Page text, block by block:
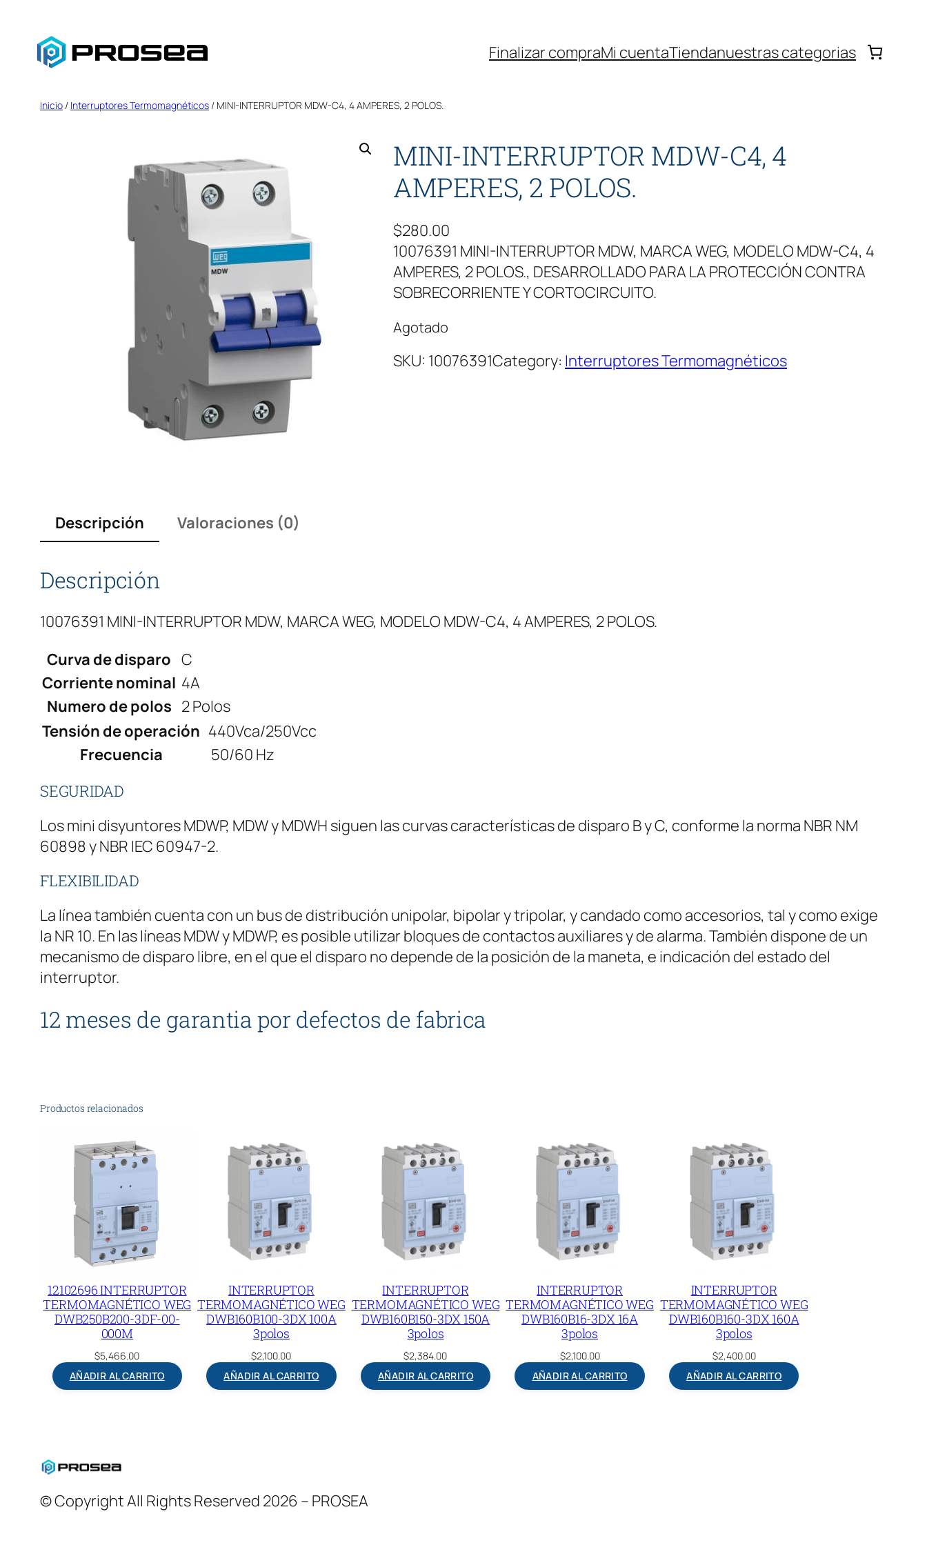
contenido
Finalizar compraMi cuentaTiendanuestras categorias
Inicio / Interruptores Termomagnéticos / MINI-INTERRUPTOR MDW-C4, 4 AMPERES, 2 POLOS.
MINI-INTERRUPTOR MDW-C4, 4
AMPERES, 2 POLOS.
$280.00
10076391 MINI-INTERRUPTOR MDW, MARCA WEG, MODELO MDW-C4, 4
AMPERES, 2 POLOS., DESARROLLADO PARA LA PROTECCIÓN CONTRA
SOBRECORRIENTE Y CORTOCIRCUITO.
Agotado
SKU: 10076391Category: Interruptores Termomagnéticos
Descripción Valoraciones (0)
Descripción
10076391 MINI-INTERRUPTOR MDW, MARCA WEG, MODELO MDW-C4, 4 AMPERES, 2 POLOS.
Curva de disparo C
Corriente nominal 4A
Numero de polos 2 Polos
Tensión de operación 440Vca/250Vcc
Frecuencia
50/60 Hz
SEGURIDAD
Los mini disyuntores MDWP, MDW y MDWH siguen las curvas características de disparo B y C, conforme la norma NBR NM
60898 y NBR IEC 60947-2.
FLEXIBILIDAD
La línea también cuenta con un bus de distribución unipolar, bipolar y tripolar, y candado como accesorios, tal y como exige
la NR 10. En las líneas MDW y MDWP, es posible utilizar bloques de contactos auxiliares y de alarma. También dispone de un
mecanismo de disparo libre, en el que el disparo no depende de la posición de la maneta, e indicación del estado del
interruptor.
12 meses de garantia por defectos de fabrica
Productos relacionados
12102696 INTERRUPTOR
TERMOMAGNÉTICO WEG
DWB250B200-3DF-00-
000M
$5,466.00
AÑADIR AL CARRITO
INTERRUPTOR
TERMOMAGNÉTICO WEG
DWB160B100-3DX 100A
3polos
$2,100.00
AÑADIR AL CARRITO
INTERRUPTOR
TERMOMAGNÉTICO WEG
DWB160B150-3DX 150A
3polos
$2,384.00
AÑADIR AL CARRITO
INTERRUPTOR
TERMOMAGNÉTICO WEG
DWB160B16-3DX 16A
3polos
$2,100.00
AÑADIR AL CARRITO
INTERRUPTOR
TERMOMAGNÉTICO WEG
DWB160B160-3DX 160A
3polos
$2,400.00
AÑADIR AL CARRITO
© Copyright All Rights Reserved 2026 – PROSEA